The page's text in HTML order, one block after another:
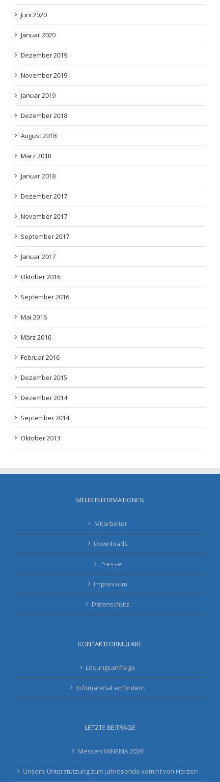
Juni 2020
Januar 2020
Dezember 2019
November 2019
Januar 2019
Dezember 2018
August 2018
März 2018
Januar 2018
Dezember 2017
November 2017
September 2017
Januar 2017
Oktober 2016
September 2016
Mai 2016
März 2016
Februar 2016
Dezember 2015
Dezember 2014
September 2014
Oktober 2013
MEHR INFORMATIONEN
Mitarbeiter
Downloads
Presse
Impressum
Datenschutz
KONTAKTFORMULARE
Lösungsanfrage
Infomaterial anfordern
LETZTE BEITRÄGE
Messen WINEMA 2026
Unsere Unterstützung zum Jahresende kommt von Herzen